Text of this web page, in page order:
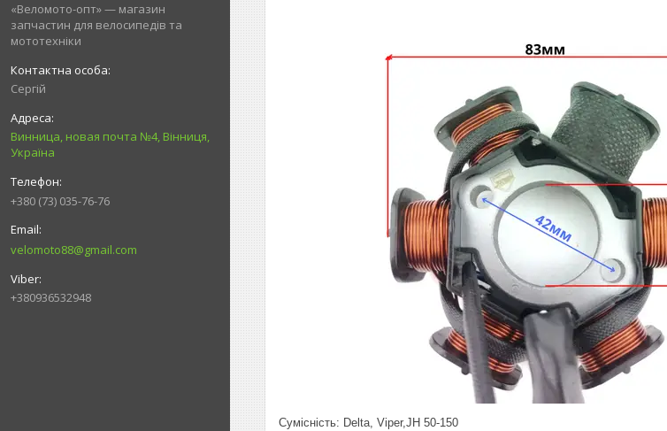
«Веломото-опт» — магазин
запчастин для велосипедів та
мототехніки
Сергій
Винница, новая почта №4, Вінниця,
Україна
+380 (73) 035-76-76
velomoto88@gmail.com
+380936532948
Сумісність: Delta, Viper,JH 50-150